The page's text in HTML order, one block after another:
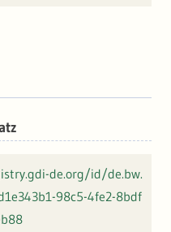
de.org/id/de.bw.
98c5-4fe2-8bdf